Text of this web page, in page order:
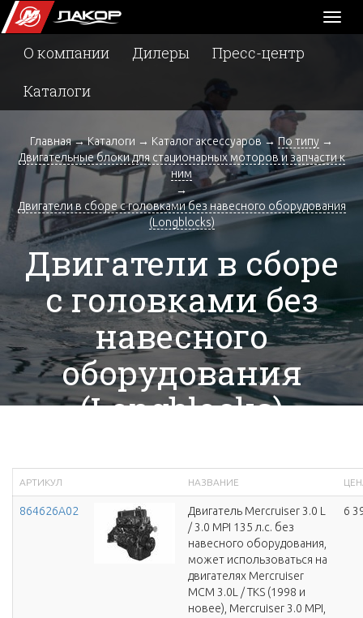
О компании Дилеры
Пресс-центр
Каталоги
Главная→Каталоги → Каталог аксессуаров →По типу →
Двигательные блоки для стационарных моторов и запчасти к
ним
→
Двигатели в сборе с головками без навесного оборудования
(Longblocks)
Двигатели в сборе
с головками без
навесного
оборудования
(Longblocks)
АРТИКУЛ НАЗВАНИЕ
864626A02
Двигатель Mercruiser 3.0 L
/ 3.0 MPI 135 л.с. без
навесного оборудования,
может использоваться на
двигателях Mercruiser
MCM 3.0L / TKS (1998 и
новее), Mercruiser 3.0 MPI,
6